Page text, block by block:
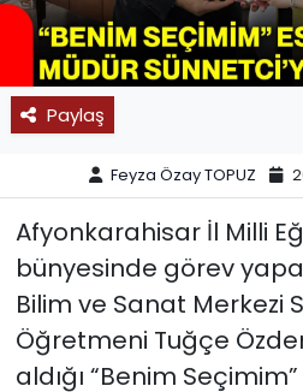
Paylaş
Feyza Özay TOPUZ
Afyonkarahisar İl Milli
bünyesinde görev
Bilim ve Sanat Merkezi
Öğretmeni Tuğçe
aldığı “Benim